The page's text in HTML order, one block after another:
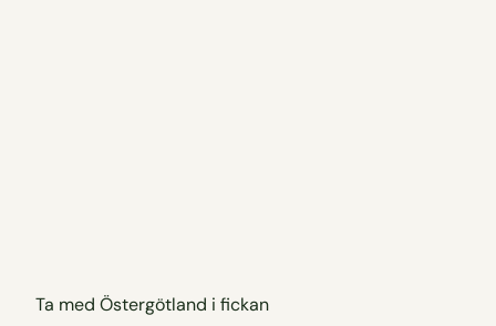
Ta med Östergötland i fickan